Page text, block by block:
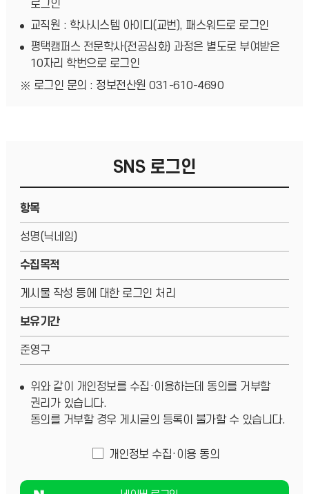
로그인
교직원 : 학사시스템 아이디(교번), 패스워드로 로그인
평택캠퍼스 전문학사(전공심화) 과정은 별도로 부여받은
10자리 학번으로 로그인
로그인 문의 : 정보전산원 031-610-4690
SNS 로그인
항목
성명(닉네임)
수집목적
게시물 작성 등에 대한 로그인 처리
보유기간
준영구
위와 같이 개인정보를 수집·이용하는데 동의를 거부할
권리가 있습니다.
동의를 거부할 경우 게시글의 등록이 불가할 수 있습니다.
개인정보 수집·이용 동의